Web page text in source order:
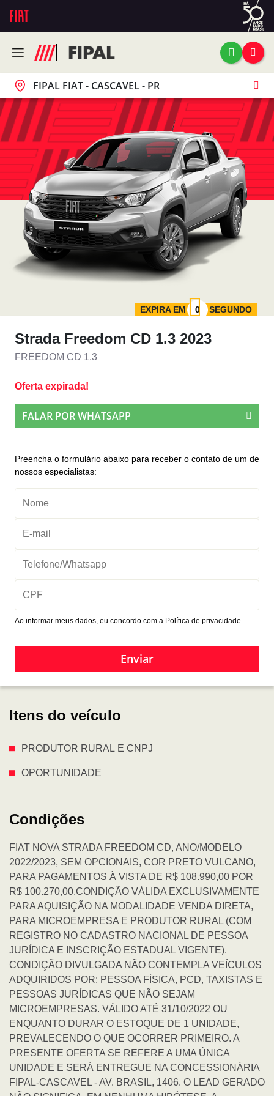
FIPAL FIAT - CASCAVEL - PR
Itens do veículo
PRODUTOR RURAL E CNPJ
OPORTUNIDADE
Condições
FIAT NOVA STRADA FREEDOM CD, ANO/MODELO
2022/2023, SEM OPCIONAIS, COR PRETO VULCANO,
PARA PAGAMENTOS À VISTA DE R$ 108.990,00 POR
R$ 100.270,00.CONDIÇÃO VÁLIDA EXCLUSIVAMENTE
PARA AQUISIÇÃO NA MODALIDADE VENDA DIRETA,
PARA MICROEMPRESA E PRODUTOR RURAL (COM
REGISTRO NO CADASTRO NACIONAL DE PESSOA
JURÍDICA E INSCRIÇÃO ESTADUAL VIGENTE).
CONDIÇÃO DIVULGADA NÃO CONTEMPLA VEÍCULOS
ADQUIRIDOS POR: PESSOA FÍSICA, PCD, TAXISTAS E
PESSOAS JURÍDICAS QUE NÃO SEJAM
MICROEMPRESAS. VÁLIDO ATÉ 31/10/2022 OU
ENQUANTO DURAR O ESTOQUE DE 1 UNIDADE,
PREVALECENDO O QUE OCORRER PRIMEIRO. A
PRESENTE OFERTA SE REFERE A UMA ÚNICA
UNIDADE E SERÁ ENTREGUE NA CONCESSIONÁRIA
FIPAL-CASCAVEL - AV. BRASIL, 1406. O LEAD GERADO
EXPIRA EM SEGUNDO
Strada Freedom CD 1.3 2023
FREEDOM CD 1.3
Oferta expirada!
FALAR POR WHATSAPP
Preencha o formulário abaixo para receber o contato de um de
nossos especialistas:
Ao informar meus dados, eu concordo com a Política de privacidade
Enviar